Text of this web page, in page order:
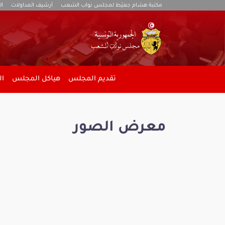
مكتبة هشام جعيّط لمجلس نواب الشعب أرشيف المداولات
تقديم المجلس هياكل المجلس
معرض الصور